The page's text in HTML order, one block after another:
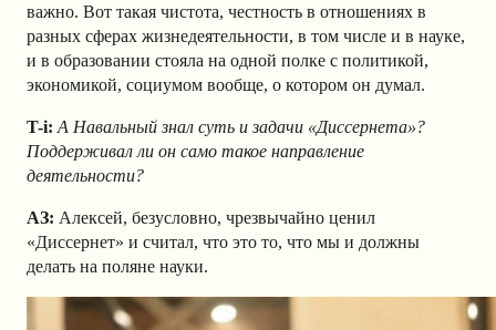
важно. Вот такая чистота, честность в отношениях в
разных сферах жизнедеятельности, в том числе и в науке,
и в образовании стояла на одной полке с политикой,
экономикой, социумом вообще, о котором он думал.
T-i: А Навальный знал суть и задачи «Диссернета»?
Поддерживал ли он само такое направление
деятельности?
АЗ: Алексей, безусловно, чрезвычайно ценил
«Диссернет» и считал, что это то, что мы и должны
делать на поляне науки.